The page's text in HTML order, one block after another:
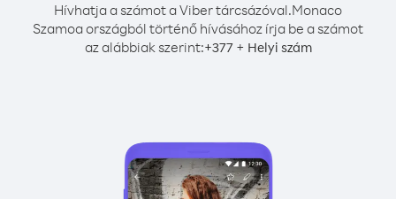
Hívhatja a számot a Viber tárcsázóval.Monaco
Szamoa országból történő hívásához írja be a számot
az alábbiak szerint:+377+ Helyi szám